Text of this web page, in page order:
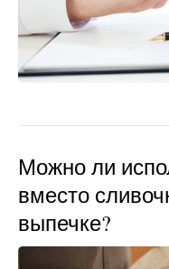
Можно ли
вместо
выпечке?